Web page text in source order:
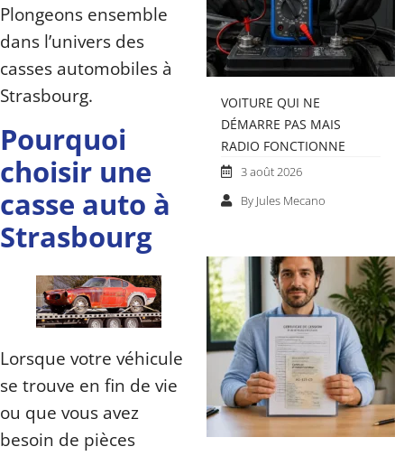
Plongeons ensemble
dans l’univers des
casses automobiles à
Strasbourg.
Pourquoi
choisir une
casse auto à
Strasbourg
Lorsque votre véhicule
se trouve en fin de vie
ou que vous avez
besoin de pièces
VOITURE QUI NE
DÉMARRE PAS MAIS
RADIO FONCTIONNE
3 août 2026
By Jules Mecano